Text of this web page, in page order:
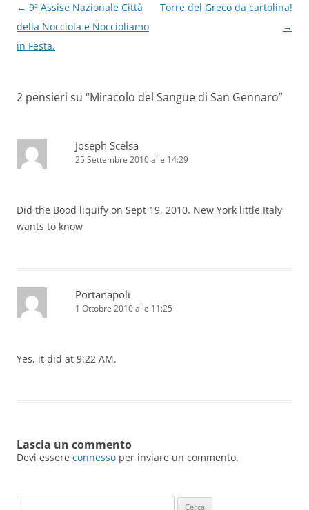
Navigazione
articolo
← 9ª Assise Nazionale Città
della Nocciola e Noccioliamo
in Festa.
Torre del Greco da cartolina!
→
2 pensieri su “Miracolo del Sangue di San Gennaro”
Joseph Scelsa
25 Settembre 2010 alle 14:29
Did the Bood liquify on Sept 19, 2010. New York little Italy
wants to know
Portanapoli
1 Ottobre 2010 alle 11:25
Yes, it did at 9:22 AM.
Lascia un commento
Devi essere connesso per inviare un commento.